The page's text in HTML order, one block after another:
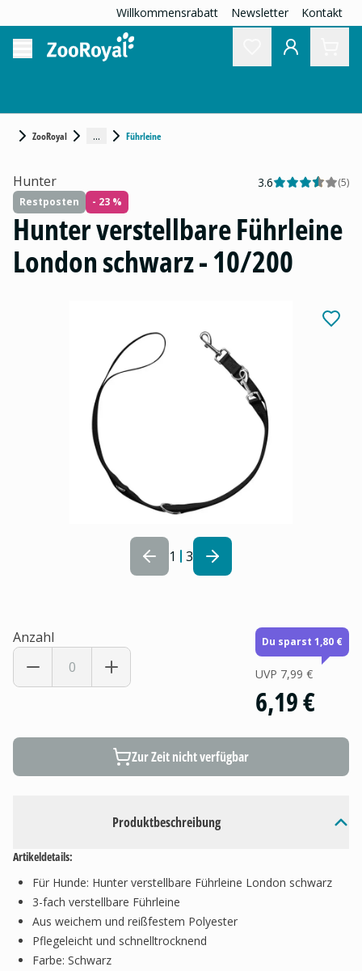
Willkommensrabatt Newsletter Kontakt
ZooRoyal ... Führleine
1 3
Produktbeschreibung
Artikeldetails:
Für Hunde: Hunter verstellbare Führleine London schwarz
3-fach verstellbare Führleine
Aus weichem und reißfestem Polyester
Pflegeleicht und schnelltrocknend
Farbe: Schwarz
Hunter 3.6 (5)
Restposten
- 23 %
Hunter verstellbare Führleine
London schwarz - 10/200
Anzahl Du sparst 1,80 €
UVP 7,99 €
6,19 €
Zur Zeit nicht verfügbar